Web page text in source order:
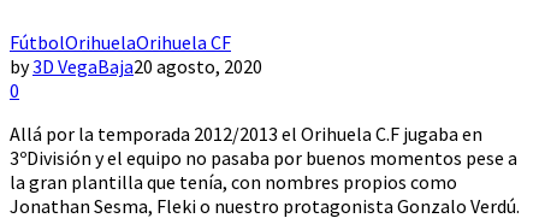
FútbolOrihuelaOrihuela CF
by3D VegaBaja20 agosto, 2020
0
Allá por la temporada 2012/2013 el Orihuela C.F jugaba en
3ºDivisión y el equipo no pasaba por buenos momentos pese a
la gran plantilla que tenía, con nombres propios como
Jonathan Sesma, Fleki o nuestro protagonista Gonzalo Verdú.